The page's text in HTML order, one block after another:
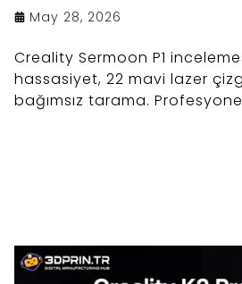
May 28, 2026
Creality Sermoon P1
hassasiyet, 22 mavi lazer
bağımsız tarama.